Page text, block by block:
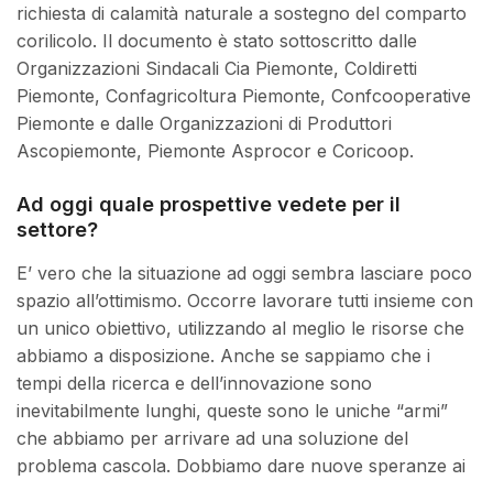
richiesta di calamità naturale a sostegno del comparto
corilicolo. Il documento è stato sottoscritto dalle
Organizzazioni Sindacali Cia Piemonte, Coldiretti
Piemonte, Confagricoltura Piemonte, Confcooperative
Piemonte e dalle Organizzazioni di Produttori
Ascopiemonte, Piemonte Asprocor e Coricoop.
Ad oggi quale prospettive vedete per il
settore?
E’ vero che la situazione ad oggi sembra lasciare poco
spazio all’ottimismo. Occorre lavorare tutti insieme con
un unico obiettivo, utilizzando al meglio le risorse che
abbiamo a disposizione. Anche se sappiamo che i
tempi della ricerca e dell’innovazione sono
inevitabilmente lunghi, queste sono le uniche “armi”
che abbiamo per arrivare ad una soluzione del
problema cascola. Dobbiamo dare nuove speranze ai